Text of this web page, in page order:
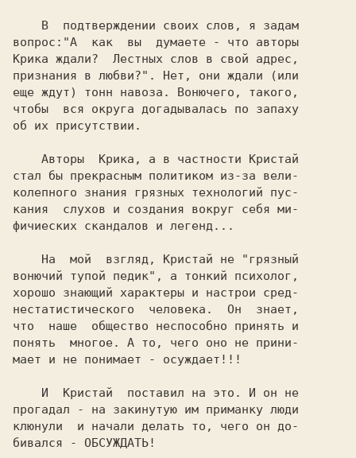
вопрос:"А  как  вы  думаете - что авторы
Крика ждали?  Лестных слов в свой адрес,
признания в любви?". Нет, они ждали (или
еще ждут) тонн навоза. Вонючего, такого,
чтобы  вся округа догадывалась по запаху
об их присутствии.
стал бы прекрасным политиком из-за вели-
колепного знания грязных технологий пус-
кания  слухов и создания вокруг себя ми-
фичиеских скандалов и легенд...
вонючий тупой педик", а тонкий психолог,
хорошо знающий характеры и настрои сред-
нестатистического  человека.  Он  знает,
что  наше  общество неспособно принять и
понять  многое. А то, чего оно не прини-
мает и не понимает - осуждает!!!
прогадал - на закинутую им приманку люди
клюнули  и начали делать то, чего он до-
бивался - ОБСУЖДАТЬ!